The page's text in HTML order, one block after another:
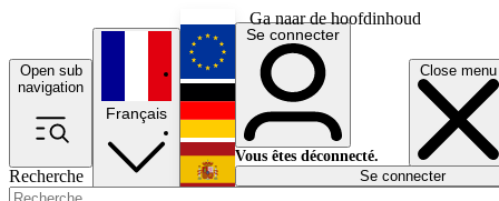
Ga naar de hoofdinhoud
Open sub
navigation
Close menu
Recherche
Français
English
Deutsch
Español
Se connecter
Vous êtes déconnecté.
Se connecter